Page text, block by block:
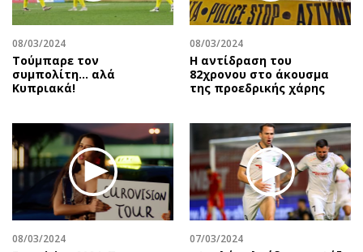
08/03/2024
Τούμπαρε τον
συμπολίτη… αλά
Κυπριακά!
08/03/2024
Η αντίδραση του
82χρονου στο άκουσμα
της προεδρικής χάρης
08/03/2024 07/03/2024